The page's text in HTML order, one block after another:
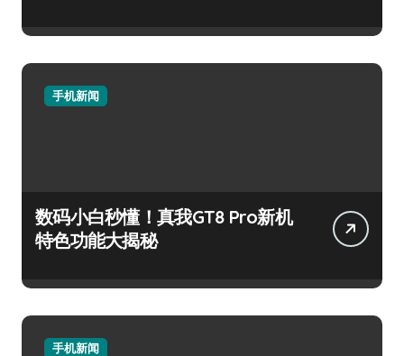
手机新闻
数码小白秒懂！真我GT8 Pro新机
特色功能大揭秘
手机新闻